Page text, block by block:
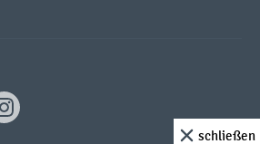
schließen